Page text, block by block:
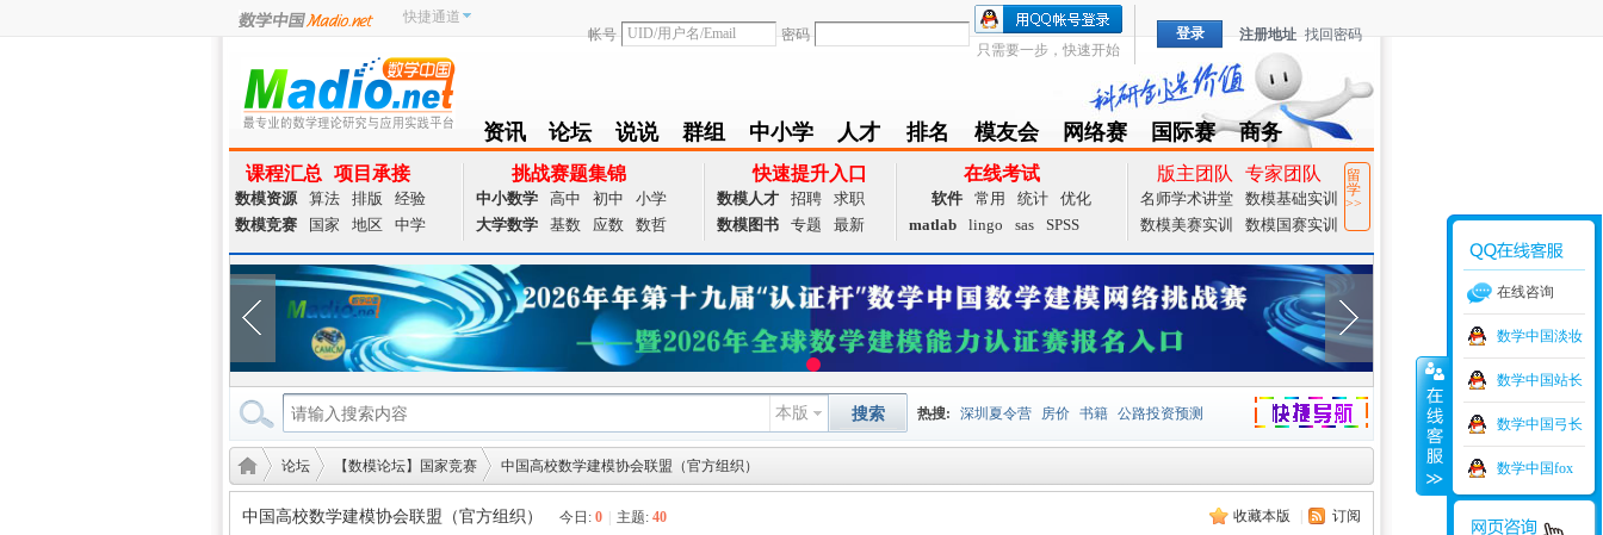
快捷通道
帐号
密码
只需要一步，快速开始
登录 注册地址 找回密码
资讯
NEWS
论坛
BBS
说说
Follow
群组
group
中小学
zxx
人才
achieve
排名
Ranklist
模友会
Club
网络赛
TZMCM
国际赛
CAMCM
商务
Special
课程汇总 项目承接
数模资源 算法 排版
经验
数模竞赛
国家 地区 中学
挑战赛题集锦
中小数学 高中 初中
小学
大学数学
基数 应数 数哲
快速提升入口
数模人才 招聘
求职
数模图书
专题 最新
在线考试
软件 常用 统计
优化
matlab
lingo sas SPSS
版主团队 专家团队
名师学术讲堂
数模基础实训
数模美赛实训
数模国赛实训
留
学
>>
捷导航
本版 搜索 热搜: 深圳夏令营 房价 书籍 公路投资预测
证书下载
论坛 【数模论坛】国家竞赛 中国高校数学建模协会联盟（官方组织）
收藏本版 订阅
中国高校数学建模协会联盟（官方组织） 今日: 0 主题: 40
在线咨询
数学中国淡妆
数学中国站长
数学中国弓长
数学中国fox